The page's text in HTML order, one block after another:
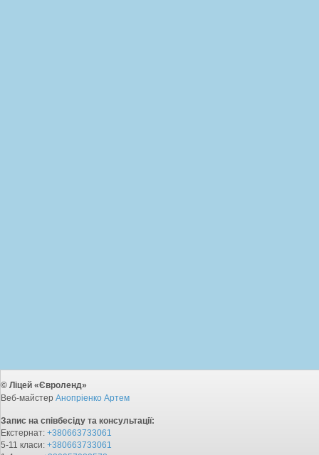
© Ліцей «Євроленд»
Веб-майстер Анопріенко Артем
Запис на співбесіду та консультації:
Екстернат: +380663733061
5-11 класи: +380663733061